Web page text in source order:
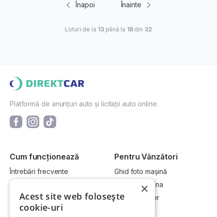
Înapoi Înainte
Loturi de la 13până la 18din 32
Platformă de anunțuri auto și licitații auto online.
Cum funcționează
Întrebări frecvente
Cum vând la licitație?
Pentru Vânzători
Ghid foto mașină
Vinde-ți mașina
Devino dealer
×
Acest site web folosește
cookie-uri